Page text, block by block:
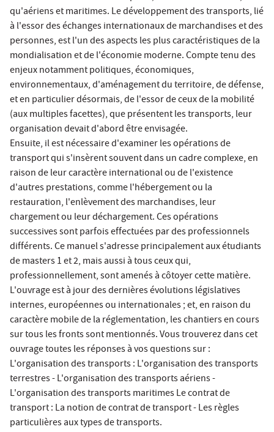
qu'aériens et maritimes. Le développement des transports, lié
à l'essor des échanges internationaux de marchandises et des
personnes, est l'un des aspects les plus caractéristiques de la
mondialisation et de l'économie moderne. Compte tenu des
enjeux notamment politiques, économiques,
environnementaux, d'aménagement du territoire, de défense,
et en particulier désormais, de l'essor de ceux de la mobilité
(aux multiples facettes), que présentent les transports, leur
organisation devait d'abord être envisagée.
Ensuite, il est nécessaire d'examiner les opérations de
transport qui s'insèrent souvent dans un cadre complexe, en
raison de leur caractère international ou de l'existence
d'autres prestations, comme l'hébergement ou la
restauration, l'enlèvement des marchandises, leur
chargement ou leur déchargement. Ces opérations
successives sont parfois effectuées par des professionnels
différents. Ce manuel s'adresse principalement aux étudiants
de masters 1 et 2, mais aussi à tous ceux qui,
professionnellement, sont amenés à côtoyer cette matière.
L'ouvrage est à jour des dernières évolutions législatives
internes, européennes ou internationales ; et, en raison du
caractère mobile de la réglementation, les chantiers en cours
sur tous les fronts sont mentionnés. Vous trouverez dans cet
ouvrage toutes les réponses à vos questions sur :
L'organisation des transports : L'organisation des transports
terrestres - L'organisation des transports aériens -
L'organisation des transports maritimes Le contrat de
transport : La notion de contrat de transport - Les règles
particulières aux types de transports.